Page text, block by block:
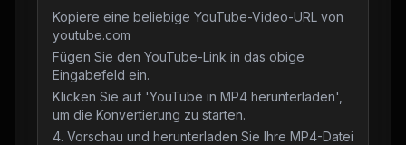
Kopiere eine beliebige YouTube-Video-URL von
youtube.com
Fügen Sie den YouTube-Link in das obige
Eingabefeld ein.
Klicken Sie auf 'YouTube in MP4 herunterladen',
um die Konvertierung zu starten.
4. Vorschau und herunterladen Sie Ihre MP4-Datei